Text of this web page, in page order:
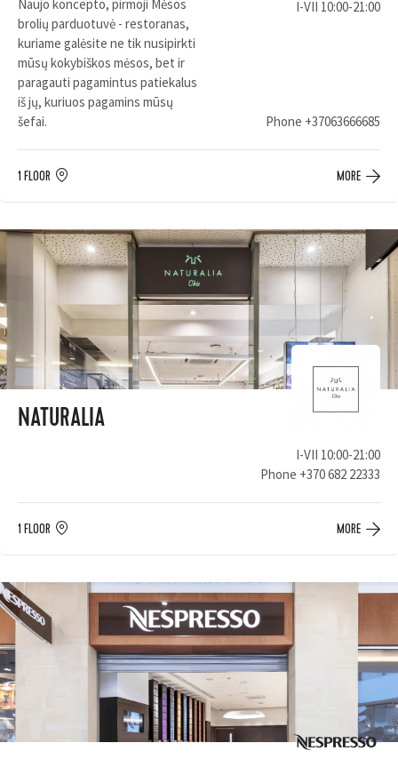
Naujo koncepto, pirmoji Mėsos
brolių parduotuvė - restoranas,
kuriame galėsite ne tik nusipirkti
mūsų kokybiškos mėsos, bet ir
paragauti pagamintus patiekalus
iš jų, kuriuos pagamins mūsų
šefai.
I-VII 10:00-21:00
Phone +37063666685
1 FLOOR MORE
NATURALIA
I-VII 10:00-21:00
Phone +370 682 22333
1 FLOOR MORE